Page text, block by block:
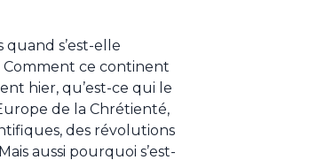
quand s’est-elle
Comment ce continent
hier, qu’est-ce qui le
de la Chrétienté,
des révolutions
aussi pourquoi s’est-